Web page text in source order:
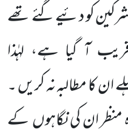
کو دئیے گئے تھے
آ گیا ہے، لہٰذا
کا مطالبہ نہ کریں ۔
ان کی نگاہوںکے